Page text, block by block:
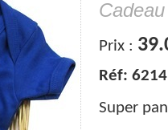
Prix :
Réf: 6214
Super